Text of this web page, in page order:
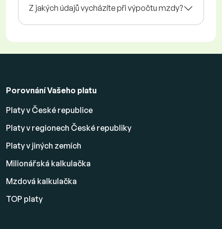
Z jakých údajů vycházíte při výpočtu mzdy?
Porovnání Vašeho platu
Platy v České republice
Platy v regionech České republiky
Platy v jiných zemích
Milionářská kalkulačka
Mzdová kalkulačka
TOP platy